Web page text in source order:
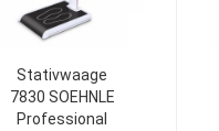
Stativwaage
7830 SOEHNLE
Professional